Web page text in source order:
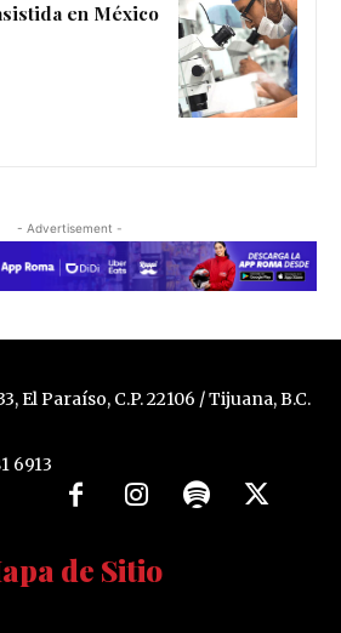
en México
- Advertisement -
El Paraíso, C.P. 22106 / Tijuana, B.C.
6913
de Sitio